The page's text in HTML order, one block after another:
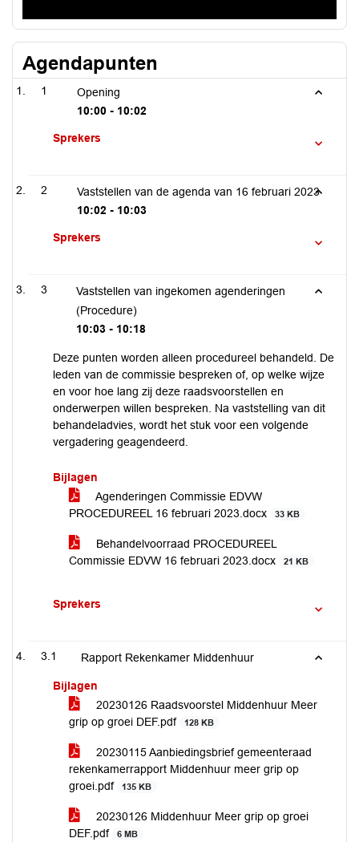
Agendapunten
1
Opening
10:00 - 10:02
Sprekers
2
Vaststellen van de agenda van 16 februari 2023
10:02 - 10:03
Sprekers
3
Vaststellen van ingekomen agenderingen
(Procedure)
10:03 - 10:18
Deze punten worden alleen procedureel behandeld. De
leden van de commissie bespreken of, op welke wijze
en voor hoe lang zij deze raadsvoorstellen en
onderwerpen willen bespreken. Na vaststelling van dit
behandeladvies, wordt het stuk voor een volgende
vergadering geagendeerd.
Bijlagen
Agenderingen Commissie EDVW
PROCEDUREEL 16 februari 2023.docx
33 KB
Behandelvoorraad PROCEDUREEL
Commissie EDVW 16 februari 2023.docx
21 KB
Sprekers
3.1 Rapport Rekenkamer Middenhuur
Bijlagen
20230126 Raadsvoorstel Middenhuur Meer
grip op groei DEF.pdf
128 KB
20230115 Aanbiedingsbrief gemeenteraad
rekenkamerrapport Middenhuur meer grip op
groei.pdf
135 KB
20230126 Middenhuur Meer grip op groei
DEF.pdf
6 MB